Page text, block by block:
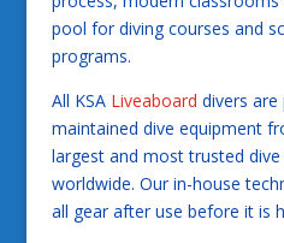
pool for diving courses and
programs.
All KSA Liveaboard divers are
maintained dive equipment
largest and most trusted
worldwide. Our in-house
all gear after use before it is